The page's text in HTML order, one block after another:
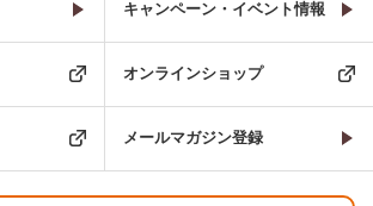
キャンペーン・イベント情報
オンラインショップ
メールマガジン登録